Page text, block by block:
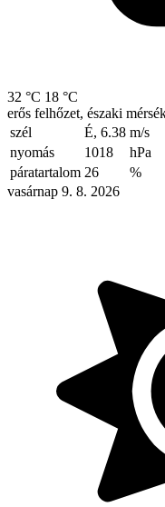
32 °C 18 °C
erős felhőzet, északi
szél
É, 6.38 m/s
nyomás
1018
hPa
páratartalom 26
%
vasárnap 9. 8. 2026